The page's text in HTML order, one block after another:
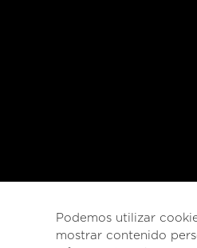
Podemos utilizar
mostrar contenido